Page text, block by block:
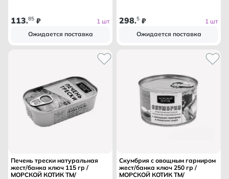
113.85 ₽
1 шт
Ожидается поставка
298.5 ₽
1 шт
Ожидается поставка
Печень трески натуральная
жест/банка ключ 115 гр /
МОРСКОЙ КОТИК ТМ/
Скумбрия с овощным гарниром
жест/банка ключ 250 гр /
МОРСКОЙ КОТИК ТМ/